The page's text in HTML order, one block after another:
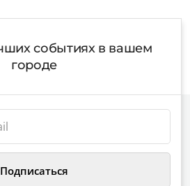
событиях в вашем
городе